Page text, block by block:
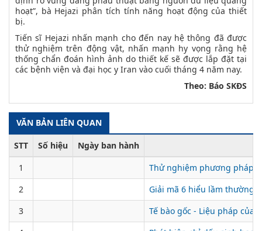
hoạt”, bà Hejazi phân tích tính năng hoạt động của thiết
bị.
Tiến sĩ Hejazi nhấn mạnh cho đến nay hệ thông đã được
thử nghiệm trên động vật, nhấn mạnh hy vọng rằng hệ
thống chẩn đoán hình ảnh do thiết kế sẽ được lắp đặt tại
các bệnh viện và đại học y Iran vào cuối tháng 4 năm nay.
Theo: Báo SKĐS
VĂN BẢN LIÊN QUAN
STT Số hiệu
Ngày ban hành
1
Thử nghiệm phương pháp
2
Giải mã 6 hiểu lầm thường
3
Tế bào gốc - Liệu pháp của